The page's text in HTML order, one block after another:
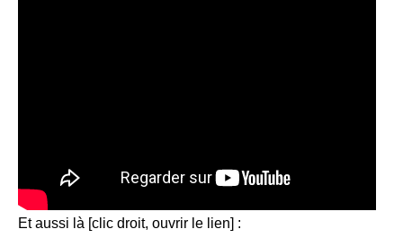
Et aussi là [clic droit, ouvrir le lien] :